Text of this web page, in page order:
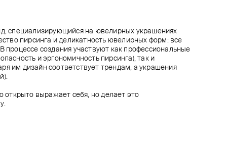
специализирующийся на ювелирных украшениях
пирсинга и деликатность ювелирных форм: все
процессе создания участвуют как профессиональные
и эргономичность пирсинга), так и
им дизайн соответствует трендам, а украшения
открыто выражает себя, но делает это